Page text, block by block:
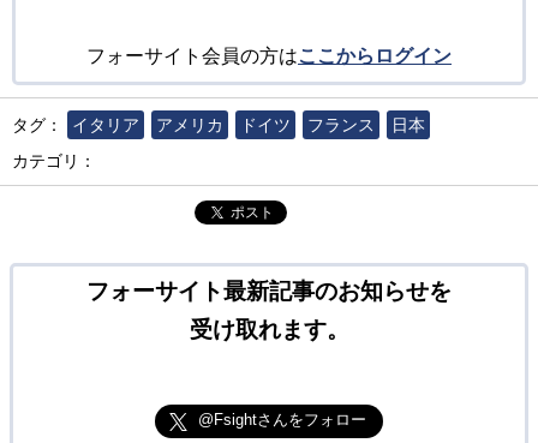
フォーサイト会員の方はここからログイン
タグ： イタリア アメリカ ドイツ フランス
日本
カテゴリ：
ポスト
フォーサイト最新記事のお知らせを
受け取れます。
@Fsightさんをフォロー